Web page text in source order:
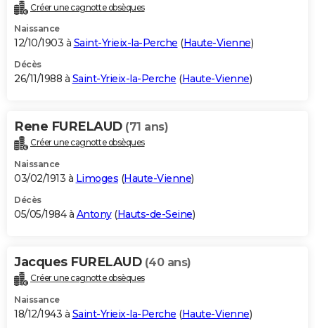
Créer une cagnotte obsèques
Naissance
12/10/1903 à Saint-Yrieix-la-Perche (Haute-Vienne)
Décès
26/11/1988 à Saint-Yrieix-la-Perche (Haute-Vienne)
Rene FURELAUD (71 ans)
Créer une cagnotte obsèques
Naissance
03/02/1913 à Limoges (Haute-Vienne)
Décès
05/05/1984 à Antony(Hauts-de-Seine)
Jacques FURELAUD (40 ans)
Créer une cagnotte obsèques
Naissance
18/12/1943 à Saint-Yrieix-la-Perche (Haute-Vienne)